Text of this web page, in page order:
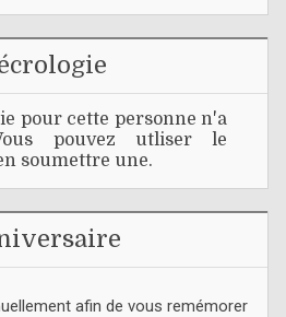
pour cette personne n'a
pouvez utliser le
soumettre une.
afin de vous remémorer